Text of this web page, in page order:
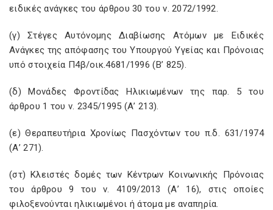
ειδικές ανάγκες του άρθρου 30 του ν. 2072/1992.
(γ) Στέγες Αυτόνομης Διαβίωσης Ατόμων με Ειδικές
Ανάγκες της απόφασης του Υπουργού Υγείας και Πρόνοιας
υπό στοιχεία Π4β/οικ.4681/1996 (Β’ 825).
(δ) Μονάδες Φροντίδας Ηλικιωμένων της παρ. 5 του
άρθρου 1 του ν. 2345/1995 (Α’ 213).
(ε) Θεραπευτήρια Χρονίως Πασχόντων του π.δ. 631/1974
(Α’ 271).
(στ) Κλειστές δομές των Κέντρων Κοινωνικής Πρόνοιας
του άρθρου 9 του ν. 4109/2013 (Α’ 16), στις οποίες
φιλοξενούνται ηλικιωμένοι ή άτομα με αναπηρία.